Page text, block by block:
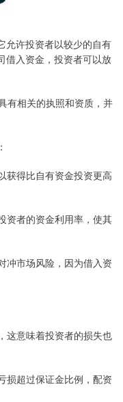
允许投资者以较少的自有
借入资金，投资者可以放
有相关的执照和资质，并
获得比自有资金投资更高
资者的资金利用率，使其
冲市场风险，因为借入资
这意味着投资者的损失也
损超过保证金比例，配资